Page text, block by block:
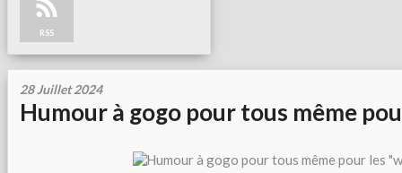
RSS
28 Juillet 2024
Humour à gogo pour tous même